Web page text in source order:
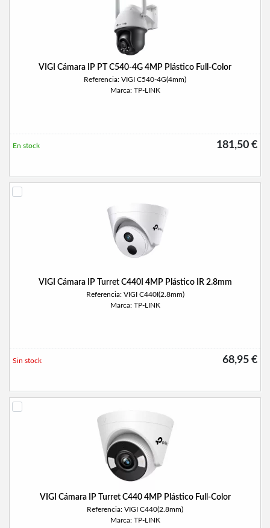
VIGI Cámara IP PT C540-4G 4MP Plástico Full-Color
Referencia: VIGI C540-4G(4mm)
Marca: TP-LINK
181,50 €
En stock
VIGI Cámara IP Turret C440I 4MP Plástico IR 2.8mm
Referencia: VIGI C440I(2.8mm)
Marca: TP-LINK
68,95 €
Sin stock
VIGI Cámara IP Turret C440 4MP Plástico Full-Color
Referencia: VIGI C440(2.8mm)
Marca: TP-LINK